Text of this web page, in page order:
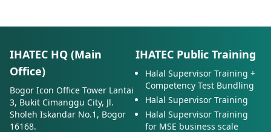
IHATEC HQ (Main
Office)
Bogor Icon Office Tower Lantai
3, Bukit Cimanggu City, Jl.
Sholeh Iskandar No.1, Bogor
16168.
IHATEC Public Training
Halal Supervisor Training +
Competency Test Bundling
Halal Supervisor Training
Halal Supervisor Training
for MSE business scale